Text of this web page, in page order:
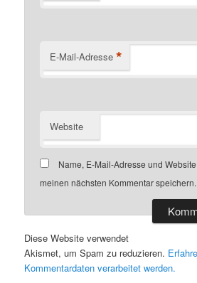
E-Mail-Adresse *
Website
Name, E-Mail-Adresse und
meinen nächsten Kommentar speichern.
Diese Website verwendet
Akismet, um Spam zu reduzieren.
Kommentardaten verarbeitet werden.